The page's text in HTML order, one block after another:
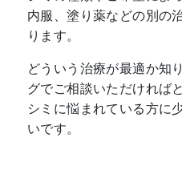
内服、塗り薬などの別の
ります。
どういう治療が最適か知
グでご相談いただければ
シミに悩まれている方に
いです。